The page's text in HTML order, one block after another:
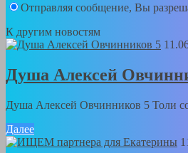
Отправляя сообщение, Вы
К другим новостям
Душа Алексей
Душа Алексей Овчинников 5 Толи
Далее